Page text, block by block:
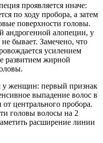
проявляется иначе:
по ходу пробора, а затем
поверхности головы.
андрогенной алопеции, у
бывает. Замечено, что
усилением
развитием жирной
у женщин: первый признак
выпадение волос в
центрального пробора.
головы волосы на 2
расширение линии